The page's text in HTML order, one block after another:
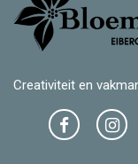
Creativiteit en